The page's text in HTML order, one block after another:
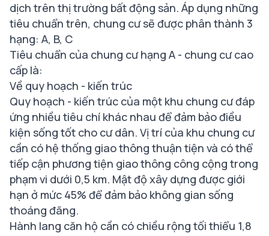
dịch trên thị trường bất động sản. Áp dụng những
tiêu chuẩn trên, chung cư sẽ được phân thành 3
hạng: A, B, C
Tiêu chuẩn của chung cư hạng A - chung cư cao
cấp là:
Về quy hoạch - kiến trúc
Quy hoạch - kiến trúc của một khu chung cư đáp
ứng nhiều tiêu chí khác nhau để đảm bảo điều
kiện sống tốt cho cư dân. Vị trí của khu chung cư
cần có hệ thống giao thông thuận tiện và có thể
tiếp cận phương tiện giao thông công cộng trong
phạm vi dưới 0,5 km. Mật độ xây dựng được giới
hạn ở mức 45% để đảm bảo không gian sống
thoáng đãng.
Hành lang căn hộ cần có chiều rộng tối thiểu 1,8